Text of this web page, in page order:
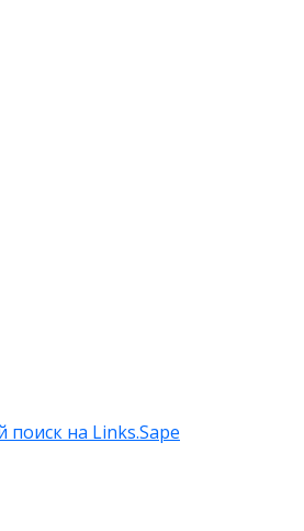
на Links.Sape